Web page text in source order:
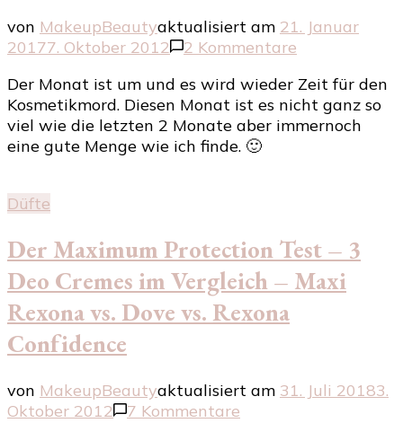
von MakeupBeautyaktualisiert am 21. Januar
20177. Oktober 2012 2 Kommentare
September
Der Monat ist um und es wird wieder Zeit für den
Kosmetikmord. Diesen Monat ist es nicht ganz so
viel wie die letzten 2 Monate aber immernoch
eine gute Menge wie ich finde. 🙂
Düfte
Der Maximum Protection Test – 3
Deo Cremes im Vergleich – Maxi
Rexona vs. Dove vs. Rexona
Confidence
von MakeupBeautyaktualisiert am 31. Juli 20183.
Oktober 2012
7 Kommentare